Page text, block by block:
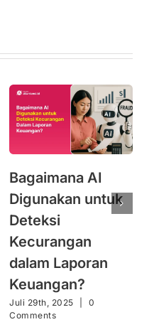
Bagaimana AI
Digunakan untuk
Deteksi
Kecurangan
dalam Laporan
Keuangan?
Juli 29th, 2025
0
Comments